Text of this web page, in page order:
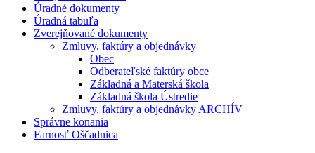
Úradné dokumenty
Úradná tabuľa
Zverejňované dokumenty
Zmluvy, faktúry a objednávky
Obec
Odberateľské faktúry obce
Základná a Materská škola
Základná škola Ústredie
Zmluvy, faktúry a objednávky ARCHÍV
Správne konania
Farnosť Oščadnica